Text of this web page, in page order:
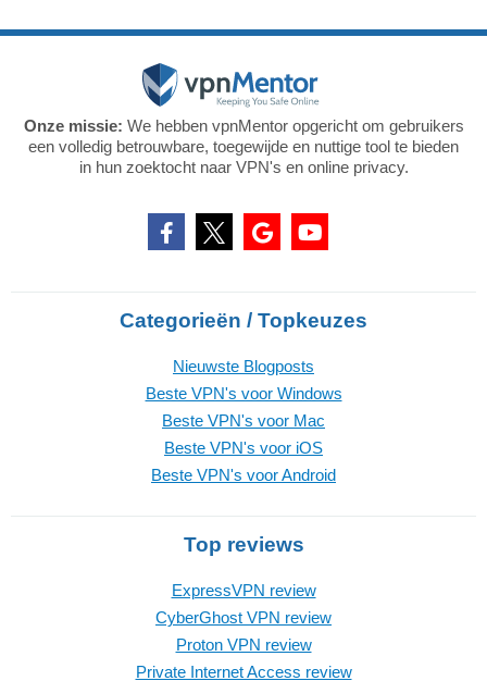
Onze missie: We hebben vpnMentor opgericht om gebruikers
een volledig betrouwbare, toegewijde en nuttige tool te bieden
in hun zoektocht naar VPN's en online privacy.
Categorieën / Topkeuzes
Nieuwste Blogposts
Beste VPN's voor Windows
Beste VPN's voor Mac
Beste VPN's voor iOS
Beste VPN's voor Android
Top reviews
ExpressVPN review
CyberGhost VPN review
Proton VPN review
Private Internet Access review